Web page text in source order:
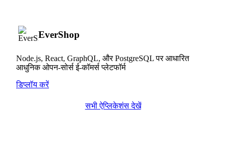
EverShop
Node.js, React, GraphQL, और PostgreSQL पर आधारित
आधुनिक ओपन-सोर्स ई-कॉमर्स प्लेटफॉर्म
डिप्लॉय करें
सभी ऐप्लिकेशंस देखें